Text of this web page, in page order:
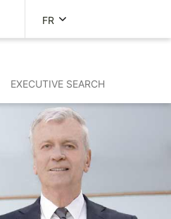
FR
EXECUTIVE SEARCH